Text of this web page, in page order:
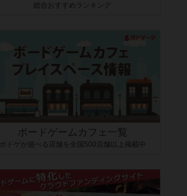
総合おすすめランキング
ボードゲームカフェ一覧
ボドゲが遊べる店舗を全国500店舗以上掲載中